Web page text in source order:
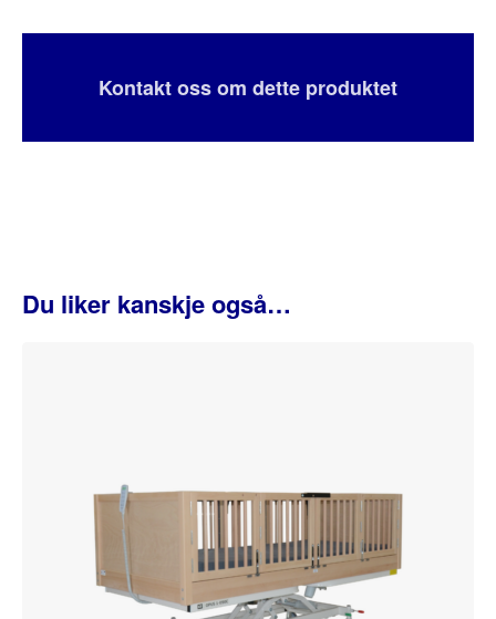
Kontakt oss om dette produktet
Du liker kanskje også…